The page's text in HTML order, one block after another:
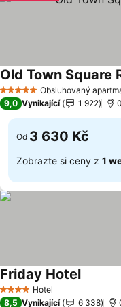
5 Počet hvězdiček
Obsluhovaný
Old Town Square
9,0 Vynikající 1 922
Od 3 630 Kč
Zobrazte si ceny z 1
4 Počet hvězdiček
Hotel
Friday Hotel
8,5 Vynikající 6 338